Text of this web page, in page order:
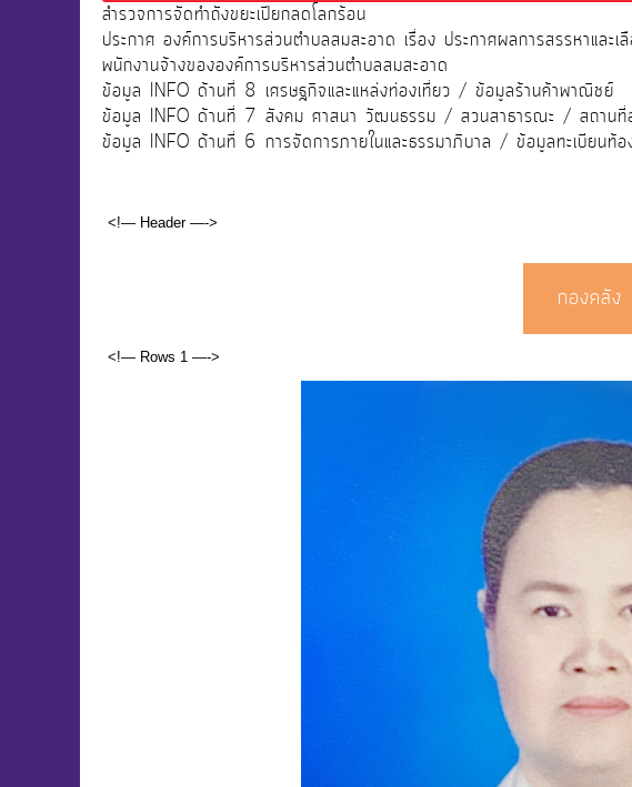
สำรวจการจัดทำถังขยะเปียกลดโลกร้อน
ประกาศ องค์การบริหารส่วนตำบลสมสะอาด เรื่อง ประกาศผลการสรรหาแล
พนักงานจ้างขององค์การบริหารส่วนตำบลสมสะอาด
ข้อมูล INFO ด้านที่ 8 เศรษฐกิจและแหล่งท่องเที่ยว / ข้อมูลร้านค้าพาณิชย์
ข้อมูล INFO ด้านที่ 7 สังคม ศาสนา วัฒนธรรม / สวนสาธารณะ / สถานที่
ข้อมูล INFO ด้านที่ 6 การจัดการภายในและธรรมาภิบาล / ข้อมูลทะเบียนท้อ
<!— Header —->
กองคลัง
<!— Rows 1 —->